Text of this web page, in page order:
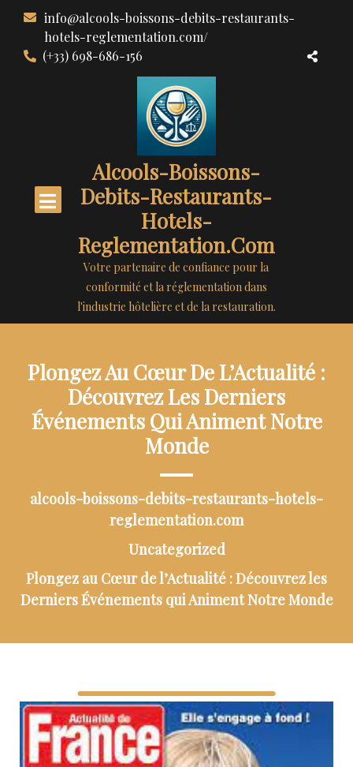
contenu
info@alcools-boissons-debits-restaurants-
hotels-reglementation.com/
(+33) 698-686-156
Alcools-Boissons-
Debits-Restaurants-
Hotels-
Reglementation.com
Votre partenaire de confiance pour la
conformité et la réglementation dans
l'industrie hôtelière et de la restauration.
Plongez Au Cœur De L’Actualité :
Découvrez Les Derniers
Événements Qui Animent Notre
Monde
alcools-boissons-debits-restaurants-hotels-
reglementation.com
Uncategorized
Plongez au Cœur de l’Actualité : Découvrez les
Derniers Événements qui Animent Notre Monde